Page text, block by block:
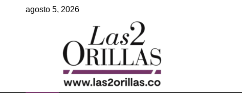
agosto 5, 2026